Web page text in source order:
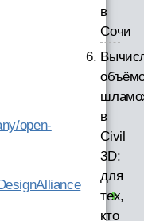
open-
в
Сочи
в
Civil
3D:
для
тех,
кто